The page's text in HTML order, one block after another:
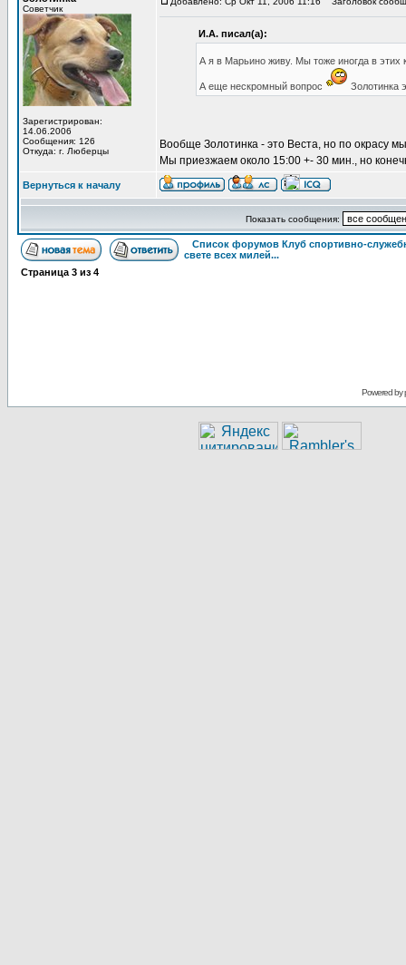
Советчик
Зарегистрирован:
14.06.2006
Сообщения: 126
Откуда: г. Люберцы
И.А. писал(а):
А я в Марьино живу. Мы тоже иногда в
А еще нескромный вопрос Золотинка
Вообще Золотинка - это Веста, но по окрасу
Мы приезжаем около 15:00 +- 30 мин., но
Вернуться к началу
Показать сообщения:
Список форумов Клуб спортивно-
свете всех милей...
Страница 3 из 4
Powered by